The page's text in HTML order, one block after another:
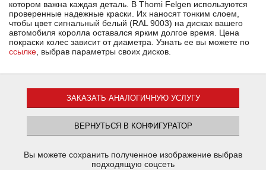
котором важна каждая деталь. В Thomi Felgen используются
проверенные надежные краски. Их наносят тонким слоем,
чтобы цвет сигнальный белый (RAL 9003) на дисках вашего
автомобиля королла оставался ярким долгое время. Цена
покраски колес зависит от диаметра. Узнать ее вы можете по
ссылке, выбрав параметры своих дисков.
ЗАКАЗАТЬ АНАЛОГИЧНУЮ УСЛУГУ
ВЕРНУТЬСЯ В КОНФИГУРАТОР
Вы можете сохранить полученное изображение выбрав
подходящую соцсеть